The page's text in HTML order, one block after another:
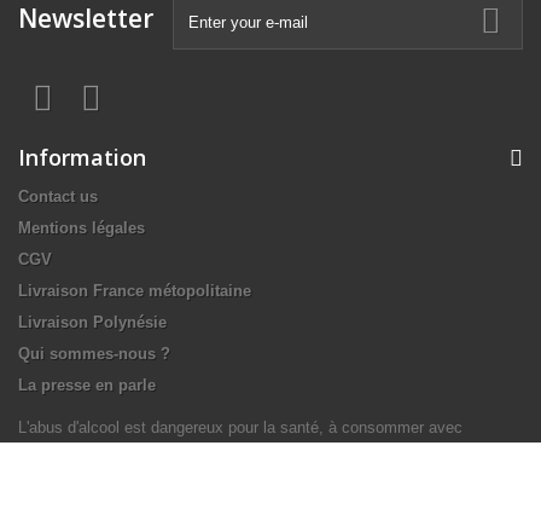
Newsletter
Information
Contact us
Mentions légales
CGV
Livraison France métopolitaine
Livraison Polynésie
Qui sommes-nous ?
La presse en parle
L'abus d'alcool est dangereux pour la santé, à consommer avec